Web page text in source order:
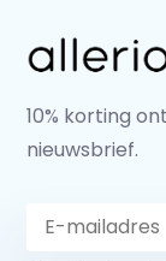
10% korting
nieuwsbrief.